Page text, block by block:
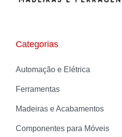
Categorias
Automação e Elétrica
Ferramentas
Madeiras e Acabamentos
Componentes para Móveis